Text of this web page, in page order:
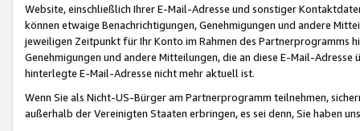
Website, einschließlich Ihrer E-Mail-Adresse und sonstiger
können etwaige Benachrichtigungen, Genehmigungen und andere
jeweiligen Zeitpunkt für Ihr Konto im Rahmen des Partnerprogramms
Genehmigungen und andere Mitteilungen, die an diese E-Mail-
hinterlegte E-Mail-Adresse nicht mehr aktuell ist.
Wenn Sie als Nicht-US-Bürger am Partnerprogramm teilnehmen,
außerhalb der Vereinigten Staaten erbringen, es sei denn, Sie haben